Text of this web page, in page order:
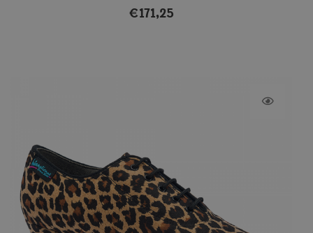
€171,25